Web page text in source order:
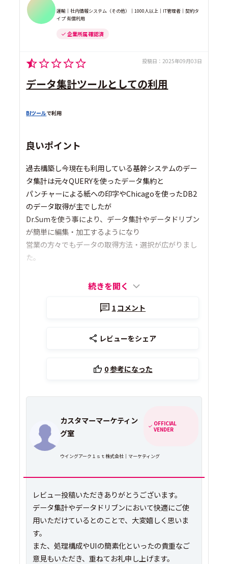
運輸｜社内情報システム（その他）｜1000人以上｜IT管理者｜契約タ
イプ 有償利用
企業所属 確認済
投稿日： 2025年09月03日
データ集計ツールとしての利用
BIツールで利用
良いポイント
過去構築し今現在も利用している基幹システムのデー
タ集計は元々QUERYを使ったデータ集約と
パンチャーによる紙への印字やChicagoを使ったDB2
のデータ取得が主でしたが
Dr.Sumを使う事により、データ集計やデータドリブン
が簡単に編集・加工するようになり
営業の方々でもデータの取得方法・選択が広がりまし
た。
続きを開く
1 コメント
レビューをシェア
0参考になった
カスタマーマーケティン
グ室
OFFICIAL
VENDER
ウイングアーク１ｓｔ株式会社｜マーケティング
レビュー投稿いただきありがとうございます。
データ集計やデータドリブンにおいて快適にご使
用いただけているとのことで、大変嬉しく思いま
す。
また、処理構成やUIの簡素化といったの貴重なご
意見もいただき、重ねてお礼申し上げます。